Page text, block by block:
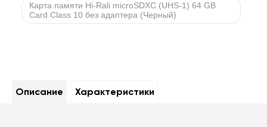
Карта памяти Hi-Rali microSDXC (UHS-1) 64 GB
Card Class 10 без адаптера (Черный)
Описание Характеристики